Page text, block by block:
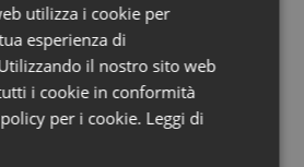
vaccinale, le coperture
obbligatorie sono
che hanno raggiunto l’immunità
di adesione superiore
anti-polio, anti-difterica,
anti-epatite B e anti
utilizza i cookie per
esperienza di
il nostro sito web
i cookie in conformità
per i cookie. Leggi di